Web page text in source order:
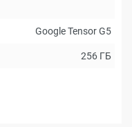
Google Tensor G5
256 ГБ